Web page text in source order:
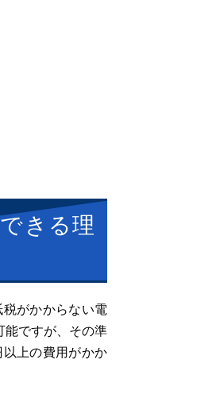
きる理
がかからない電
能ですが、その準
上の費用がかか